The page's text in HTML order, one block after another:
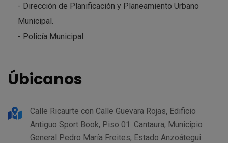
- Dirección de Planificación y Planeamiento Urbano
Municipal.
- Policía Municipal.
Úbicanos
Calle Ricaurte con Calle Guevara Rojas, Edificio
Antiguo Sport Book, Piso 01. Cantaura, Municipio
General Pedro María Freites, Estado Anzoátegui.